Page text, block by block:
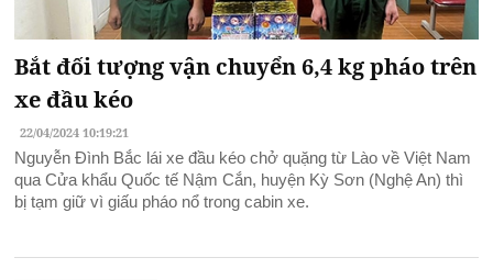
Bắt đối tượng vận chuyển 6,4 kg pháo trên
xe đầu kéo
22/04/2024 10:19:21
Nguyễn Đình Bắc lái xe đầu kéo chở quặng từ Lào về Việt Nam
qua Cửa khẩu Quốc tế Nậm Cắn, huyện Kỳ Sơn (Nghệ An) thì
bị tạm giữ vì giấu pháo nổ trong cabin xe.